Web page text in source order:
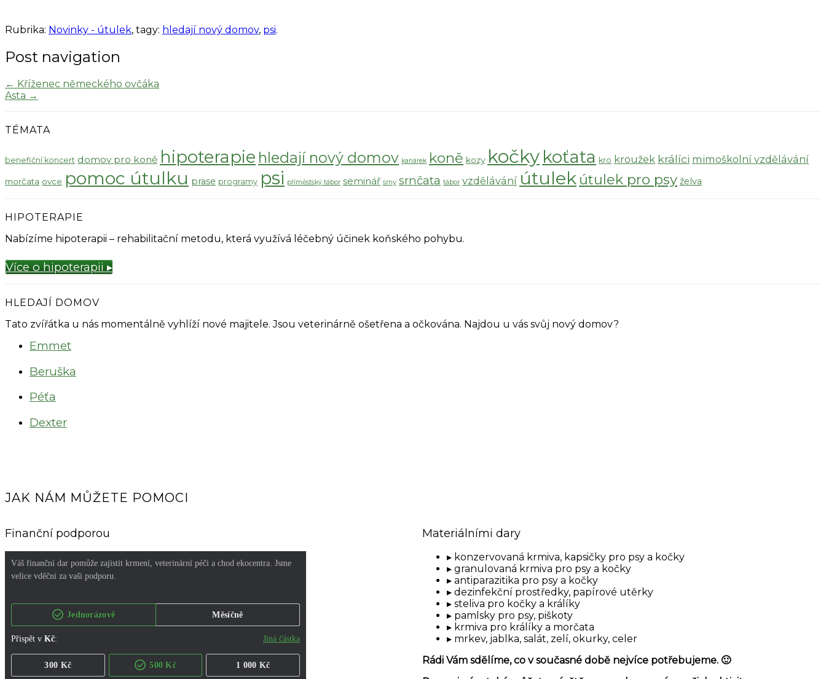
Rubrika: Novinky - útulek, tagy: hledají nový domov, psi.
Post navigation
← Kříženec německého ovčáka
Asta →
TÉMATA
benefiční koncert domov pro koně hipoterapie hledají nový domov kanárek koně kozy kočky koťata kro kroužek králíci mimoškolní vzdělávání
morčata ovce pomoc útulku prase programy psi příměstský tábor seminář srny srnčata tábor vzdělávání útulek útulek pro psy želva
HIPOTERAPIE
Nabízíme hipoterapii – rehabilitační metodu, která využívá léčebný účinek koňského pohybu.
Více o hipoterapii ▸
HLEDAJÍ DOMOV
Tato zvířátka u nás momentálně vyhlíží nové majitele. Jsou veterinárně ošetřena a očkována. Najdou u vás svůj nový domov?
Emmet
Beruška
Péťa
Dexter
JAK NÁM MŮŽETE POMOCI
Finanční podporou Materiálními dary
konzervovaná krmiva, kapsičky pro psy a kočky
granulovaná krmiva pro psy a kočky
antiparazitika pro psy a kočky
dezinfekční prostředky, papírové utěrky
steliva pro kočky a králíky
pamlsky pro psy, piškoty
krmiva pro králíky a morčata
mrkev, jablka, salát, zelí, okurky, celer
Rádi Vám sdělíme, co v současné době nejvíce potřebujeme. 🙂